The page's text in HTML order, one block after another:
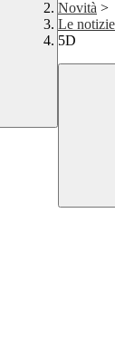
Novità >
Le notizie
5D